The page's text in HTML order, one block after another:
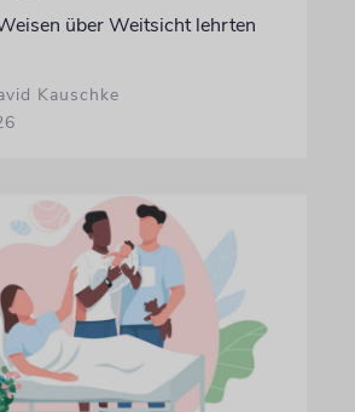
über Weitsicht lehrten
Kauschke